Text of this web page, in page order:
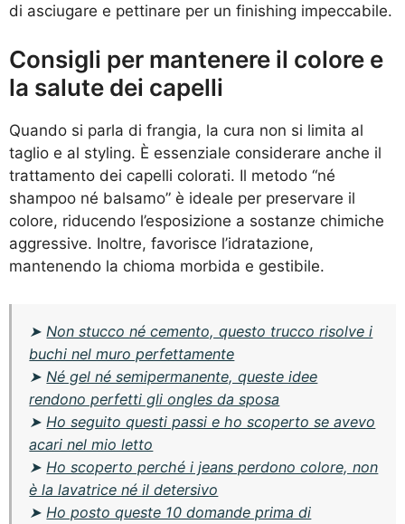
di asciugare e pettinare per un finishing impeccabile.
Consigli per mantenere il colore e
la salute dei capelli
Quando si parla di frangia, la cura non si limita al
taglio e al styling. È essenziale considerare anche il
trattamento dei capelli colorati. Il metodo “né
shampoo né balsamo” è ideale per preservare il
colore, riducendo l’esposizione a sostanze chimiche
aggressive. Inoltre, favorisce l’idratazione,
mantenendo la chioma morbida e gestibile.
➤Non stucco né cemento, questo trucco risolve i
buchi nel muro perfettamente
➤Né gel né semipermanente, queste idee
rendono perfetti gli ongles da sposa
➤Ho seguito questi passi e ho scoperto se avevo
acari nel mio letto
➤Ho scoperto perché i jeans perdono colore, non
è la lavatrice né il detersivo
➤Ho posto queste 10 domande prima di